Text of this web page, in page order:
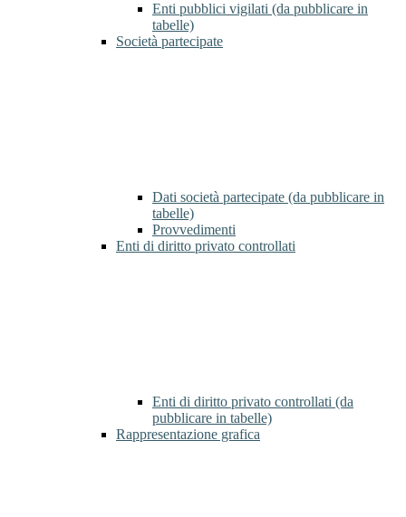
Enti pubblici vigilati (da pubblicare in
tabelle)
Società partecipate
Dati società partecipate (da pubblicare in
tabelle)
Provvedimenti
Enti di diritto privato controllati
Enti di diritto privato controllati (da
pubblicare in tabelle)
Rappresentazione grafica